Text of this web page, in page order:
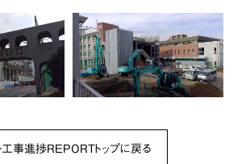
工事進捗REPORTトップに戻る